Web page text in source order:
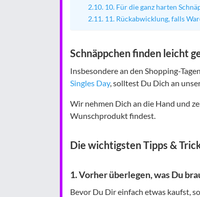
10. Für die ganz harten
11. Rückabwicklung, falls
Schnäppchen finden leicht
Insbesondere an den Shopping-
Singles Day, solltest Du Dich an
Wir nehmen Dich an die Hand und
Wunschprodukt findest.
Die wichtigsten Tipps &
1. Vorher überlegen, was Du
Bevor Du Dir einfach etwas kaufst,